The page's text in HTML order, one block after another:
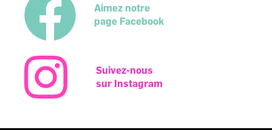
Aimez notre
page Facebook
Suivez-nous
sur Instagram